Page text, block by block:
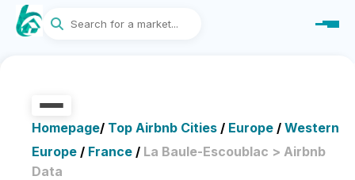
Homepage/ Top Airbnb Cities / Europe / Western
Europe / France / La Baule-Escoublac > Airbnb
Data